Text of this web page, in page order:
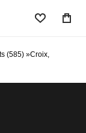
Liste
(585) »Croix,